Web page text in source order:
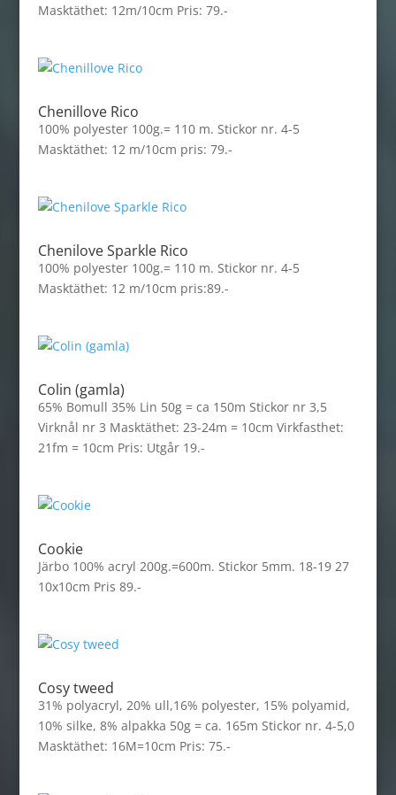
Masktäthet: 12m/10cm Pris: 79.-
Chenillove Rico
100% polyester 100g.= 110 m. Stickor nr. 4-5
Masktäthet: 12 m/10cm pris: 79.-
Chenilove Sparkle Rico
100% polyester 100g.= 110 m. Stickor nr. 4-5
Masktäthet: 12 m/10cm pris:89.-
Colin (gamla)
65% Bomull 35% Lin 50g = ca 150m Stickor nr 3,5
Virknål nr 3 Masktäthet: 23-24m = 10cm Virkfasthet:
21fm = 10cm Pris: Utgår 19.-
Cookie
Järbo 100% acryl 200g.=600m. Stickor 5mm. 18-19 27
10x10cm Pris 89.-
Cosy tweed
31% polyacryl, 20% ull,16% polyester, 15% polyamid,
10% silke, 8% alpakka 50g = ca. 165m Stickor nr. 4-5,0
Masktäthet: 16M=10cm Pris: 75.-